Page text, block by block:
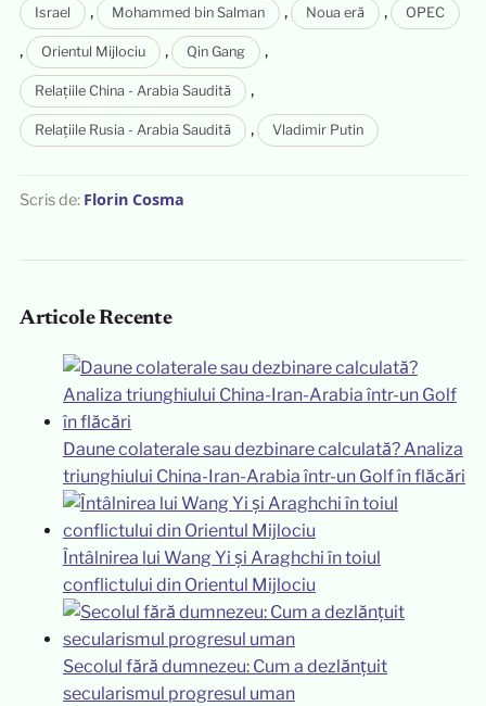
Israel , Mohammed bin Salman , Noua eră , OPEC
, Orientul Mijlociu , Qin Gang ,
Relațiile China - Arabia Saudită ,
Relațiile Rusia - Arabia Saudită , Vladimir Putin
Scris de: Florin Cosma
Articole Recente
Daune colaterale sau dezbinare calculată? Analiza
triunghiului China-Iran-Arabia într-un Golf în flăcări
Întâlnirea lui Wang Yi și Araghchi în toiul
conflictului din Orientul Mijlociu
Secolul fără dumnezeu: Cum a dezlănțuit
secularismul progresul uman